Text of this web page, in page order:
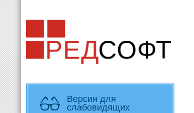
Версия для
слабовидящих